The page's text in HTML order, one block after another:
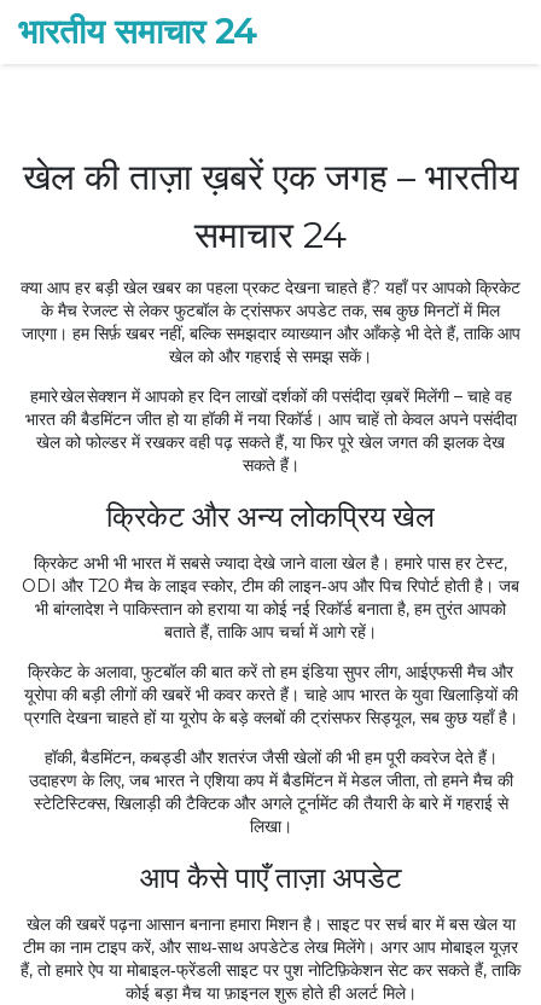
भारतीय समाचार 24
खेल की ताज़ा ख़बरें एक जगह – भारतीय
समाचार 24
क्या आप हर बड़ी खेल खबर का पहला प्रकट देखना चाहते हैं? यहाँ पर आपको क्रिकेट
के मैच रेजल्ट से लेकर फुटबॉल के ट्रांसफर अपडेट तक, सब कुछ मिनटों में मिल
जाएगा। हम सिर्फ़ खबर नहीं, बल्कि समझदार व्याख्यान और आँकड़े भी देते हैं, ताकि आप
खेल को और गहराई से समझ सकें।
हमारे खेल सेक्शन में आपको हर दिन लाखों दर्शकों की पसंदीदा ख़बरें मिलेंगी – चाहे वह
भारत की बैडमिंटन जीत हो या हॉकी में नया रिकॉर्ड। आप चाहें तो केवल अपने पसंदीदा
खेल को फोल्डर में रखकर वही पढ़ सकते हैं, या फिर पूरे खेल जगत की झलक देख
सकते हैं।
क्रिकेट और अन्य लोकप्रिय खेल
क्रिकेट अभी भी भारत में सबसे ज्यादा देखे जाने वाला खेल है। हमारे पास हर टेस्ट,
ODI और T20 मैच के लाइव स्कोर, टीम की लाइन‑अप और पिच रिपोर्ट होती है। जब
भी बांग्लादेश ने पाकिस्तान को हराया या कोई नई रिकॉर्ड बनाता है, हम तुरंत आपको
बताते हैं, ताकि आप चर्चा में आगे रहें।
क्रिकेट के अलावा, फुटबॉल की बात करें तो हम इंडिया सुपर लीग, आईएफसी मैच और
यूरोपा की बड़ी लीगों की खबरें भी कवर करते हैं। चाहे आप भारत के युवा खिलाड़ियों की
प्रगति देखना चाहते हों या यूरोप के बड़े क्लबों की ट्रांसफर सिड्यूल, सब कुछ यहाँ है।
हॉकी, बैडमिंटन, कबड्डी और शतरंज जैसी खेलों की भी हम पूरी कवरेज देते हैं।
उदाहरण के लिए, जब भारत ने एशिया कप में बैडमिंटन में मेडल जीता, तो हमने मैच की
स्टेटिस्टिक्स, खिलाड़ी की टैक्टिक और अगले टूर्नामेंट की तैयारी के बारे में गहराई से
लिखा।
आप कैसे पाएँ ताज़ा अपडेट
खेल की खबरें पढ़ना आसान बनाना हमारा मिशन है। साइट पर सर्च बार में बस खेल या
टीम का नाम टाइप करें, और साथ‑साथ अपडेटेड लेख मिलेंगे। अगर आप मोबाइल यूज़र
हैं, तो हमारे ऐप या मोबाइल‑फ्रेंडली साइट पर पुश नोटिफ़िकेशन सेट कर सकते हैं, ताकि
कोई बड़ा मैच या फ़ाइनल शुरू होते ही अलर्ट मिले।